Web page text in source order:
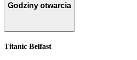
Godziny otwarcia
Titanic Belfast